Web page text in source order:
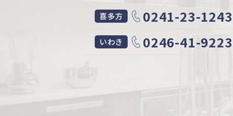
喜多方 0241-23-1243
いわき 0246-41-9223